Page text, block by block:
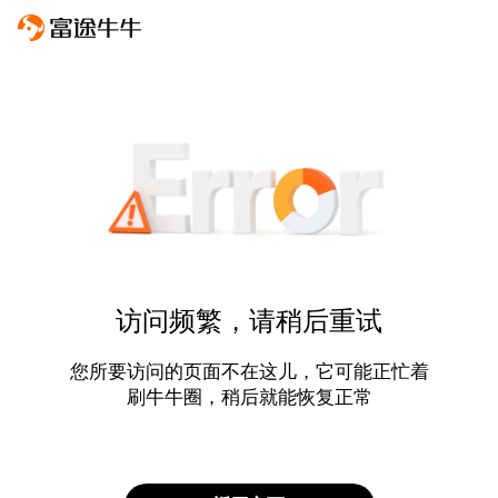
访问频繁，请稍后重试
您所要访问的页面不在这儿，它可能正忙着
刷牛牛圈，稍后就能恢复正常